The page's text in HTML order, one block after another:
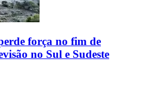
força no fim de
no Sul e Sudeste